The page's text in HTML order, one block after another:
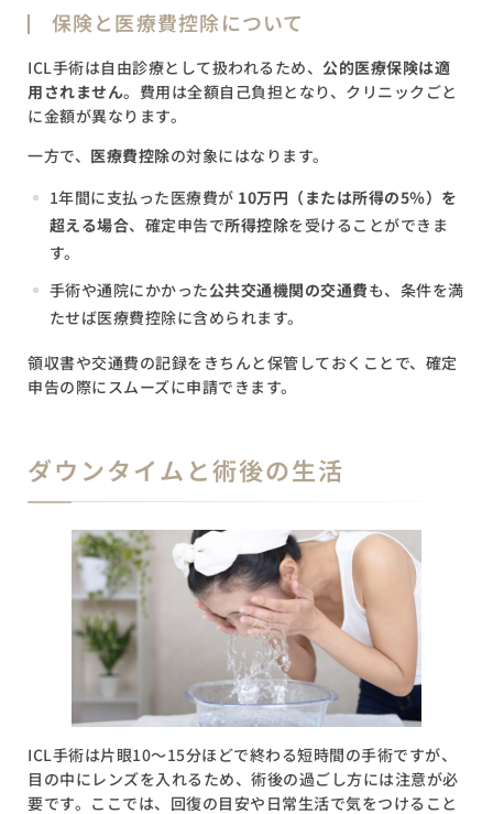
保険と医療費控除について
ICL手術は自由診療として扱われるため、 公的医療保険は適
用されません。費用は全額自己負担となり、クリニックごと
に金額が異なります。
一方で、 医療費控除の対象にはなります。
1年間に支払った医療費が 10万円（または所得の5％）を
超える場合、確定申告で所得控除を受けることができま
す。
手術や通院にかかった公共交通機関の交通費も、条件を満
たせば医療費控除に含められます。
領収書や交通費の記録をきちんと保管しておくことで、確定
申告の際にスムーズに申請できます。
ダウンタイムと術後の生活
ICL手術は片眼10〜15分ほどで終わる短時間の手術ですが、
目の中にレンズを入れるため、術後の過ごし方には注意が必
要です。ここでは、回復の目安や日常生活で気をつけること